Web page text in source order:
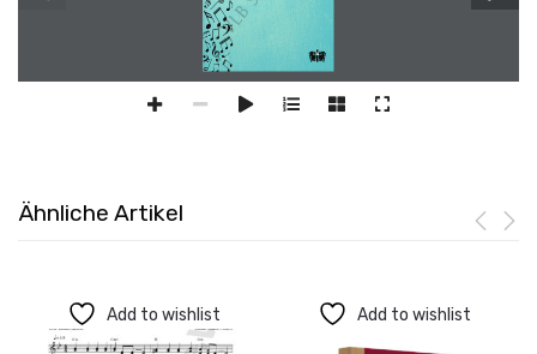
Ähnliche Artikel
Add to wishlist Add to wishlist